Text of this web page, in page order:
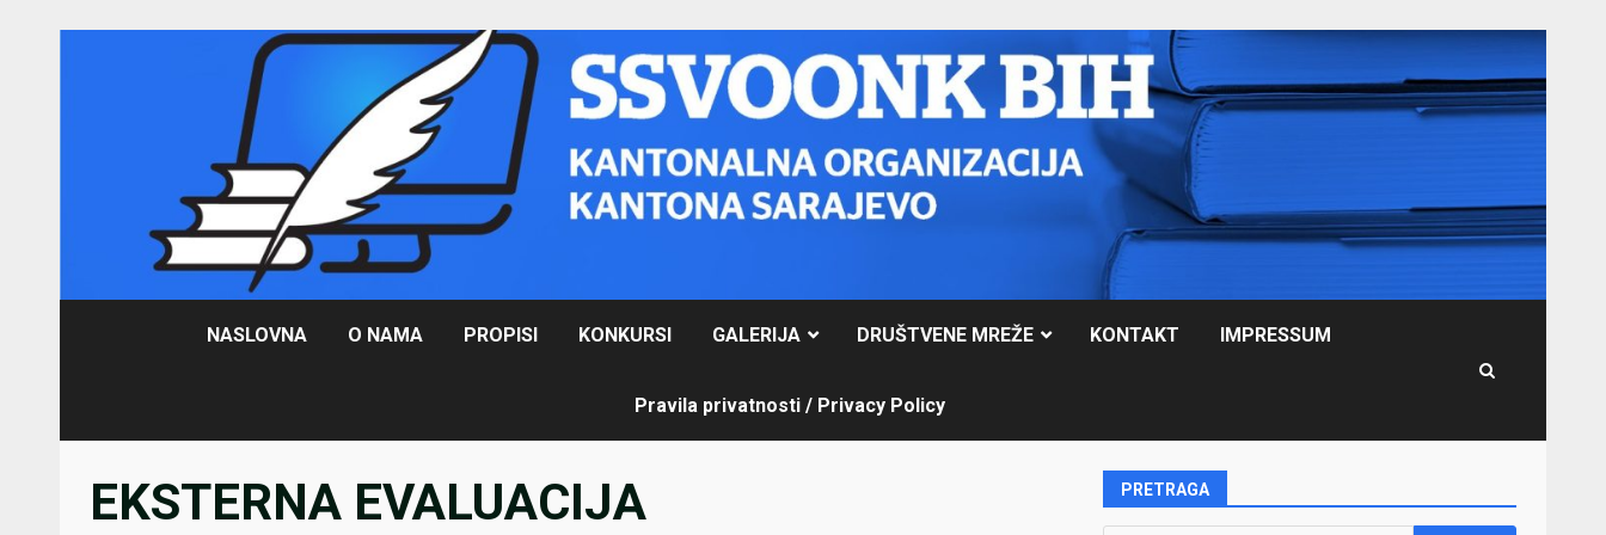
NASLOVNA O NAMA PROPISI KONKURSI GALERIJA DRUŠTVENE MREŽE KONTAKT IMPRESSUM
Pravila privatnosti / Privacy Policy
EKSTERNA EVALUACIJA PRETRAGA